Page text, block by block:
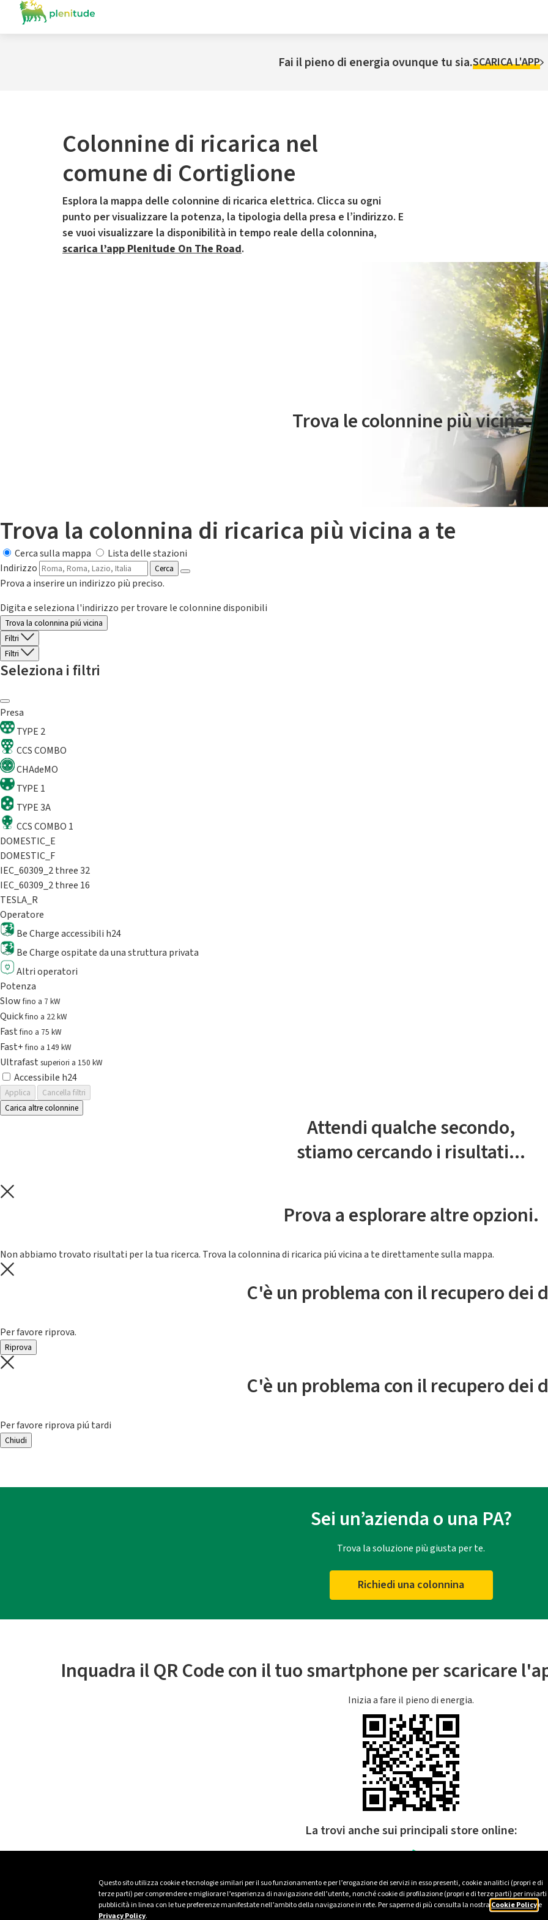
Questo sito utilizza cookie e tecnologie similari per il suo funzionamento e per l’erogazione dei servizi in esso presenti, cookie analitici (propri e di
terze parti) per comprendere e migliorare l’esperienza di navigazione dell’utente, nonché cookie di profilazione (propri e di terze parti) per inviarti
pubblicità in linea con le tue preferenze manifestate nell’ambito della navigazione in rete. Per saperne di più consulta la nostra Cookie Policye
Privacy Policy.
Fai il pieno di energia ovunque tu sia.SCARICA L'APP
Colonnine di ricarica nel
comune di Cortiglione
Esplora la mappa delle colonnine di ricarica elettrica. Clicca su ogni
punto per visualizzare la potenza, la tipologia della presa e l’indirizzo. E
se vuoi visualizzare la disponibilità in tempo reale della colonnina,
scarica l’app Plenitude On The Road.
Il servizio di mobilità elettrica è gestito da Plenitude On The Road
Trova le colonnine più vicine.
Trova la colonnina di ricarica più vicina a te
Cerca sulla mappa
Lista delle stazioni
Indirizzo
Cerca
Prova a inserire un indirizzo più preciso.
Digita e seleziona l'indirizzo per trovare le colonnine disponibili
Trova la colonnina piú vicina
Filtri
Filtri
Seleziona i filtri
Presa
TYPE 2
CCS COMBO
CHAdeMO
TYPE 1
TYPE 3A
CCS COMBO 1
DOMESTIC_E
DOMESTIC_F
IEC_60309_2 three 32
IEC_60309_2 three 16
TESLA_R
Operatore
Be Charge accessibili h24
Be Charge ospitate da una struttura privata
Altri operatori
Potenza
Slowfino a 7 kW
Quickfino a 22 kW
Fastfino a 75 kW
Fast+fino a 149 kW
Ultrafast superiori a 150 kW
Accessibile h24
Applica
Cancella filtri
Carica altre colonnine
Attendi qualche secondo,
stiamo cercando i risultati...
Prova a esplorare altre opzioni.
Non abbiamo trovato risultati per la tua ricerca. Trova la colonnina di ricarica piú vicina a te direttamente sulla mappa.
C'è un problema con il recupero dei
Per favore riprova.
Riprova
C'è un problema con il recupero dei
Per favore riprova piú tardi
Chiudi
Sei un’azienda o una PA?
Trova la soluzione più giusta per te.
Richiedi una colonnina
Inquadra il QR Code con il tuo smartphone per scaricare
Inizia a fare il pieno di energia.
La trovi anche sui principali store online: